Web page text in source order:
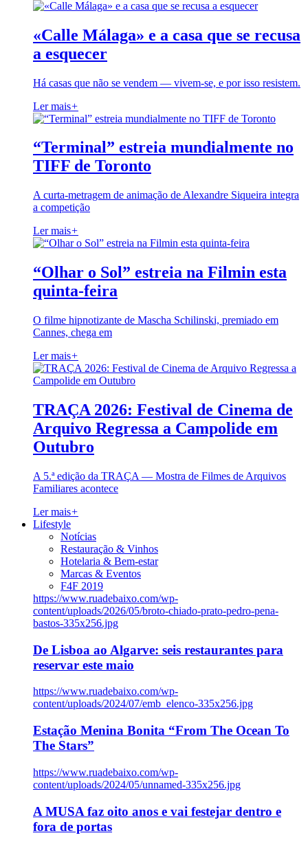
«Calle Málaga» e a casa que se recusa
a esquecer
Há casas que não se vendem — vivem-se, e por isso resistem.
Ler mais+
“Terminal” estreia mundialmente no
TIFF de Toronto
A curta-metragem de animação de Alexandre Siqueira integra
a competição
Ler mais+
“Olhar o Sol” estreia na Filmin esta
quinta-feira
O filme hipnotizante de Mascha Schilinski, premiado em
Cannes, chega em
Ler mais+
TRAÇA 2026: Festival de Cinema de
Arquivo Regressa a Campolide em
Outubro
A 5.ª edição da TRAÇA — Mostra de Filmes de Arquivos
Familiares acontece
Ler mais+
Lifestyle
Notícias
Restauração & Vinhos
Hotelaria & Bem-estar
Marcas & Eventos
F4F 2019
https://www.ruadebaixo.com/wp-
content/uploads/2026/05/broto-chiado-prato-pedro-pena-
bastos-335x256.jpg
De Lisboa ao Algarve: seis restaurantes para
reservar este maio
https://www.ruadebaixo.com/wp-
content/uploads/2024/07/emb_elenco-335x256.jpg
Estação Menina Bonita “From The Ocean To
The Stars”
https://www.ruadebaixo.com/wp-
content/uploads/2024/05/unnamed-335x256.jpg
A MUSA faz oito anos e vai festejar dentro e
fora de portas